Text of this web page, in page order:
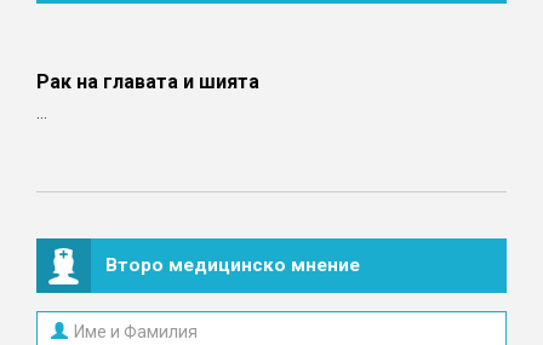
Рак на главата и шията
Второ медицинско мнение